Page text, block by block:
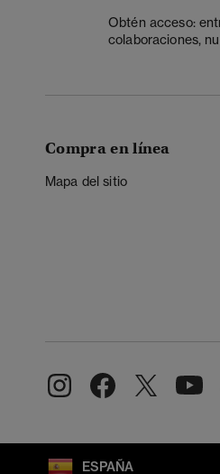
Obtén acceso:
colaboraciones,
Compra en línea
Mapa del sitio
ESPAÑA